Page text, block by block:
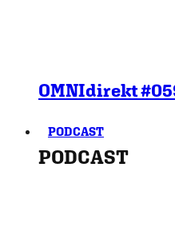
OMNIdirekt
PODCAST
PODCAST